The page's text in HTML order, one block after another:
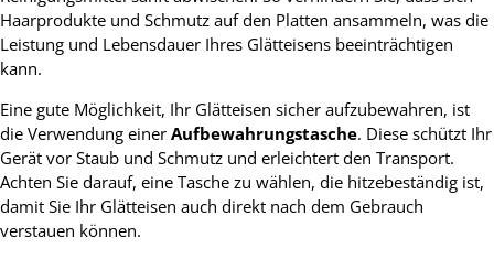
Haarprodukte und Schmutz auf den Platten ansammeln, was die
Leistung und Lebensdauer Ihres Glätteisens beeinträchtigen
kann.
Eine gute Möglichkeit, Ihr Glätteisen sicher aufzubewahren, ist
die Verwendung einer Aufbewahrungstasche. Diese schützt Ihr
Gerät vor Staub und Schmutz und erleichtert den Transport.
Achten Sie darauf, eine Tasche zu wählen, die hitzebeständig ist,
damit Sie Ihr Glätteisen auch direkt nach dem Gebrauch
verstauen können.